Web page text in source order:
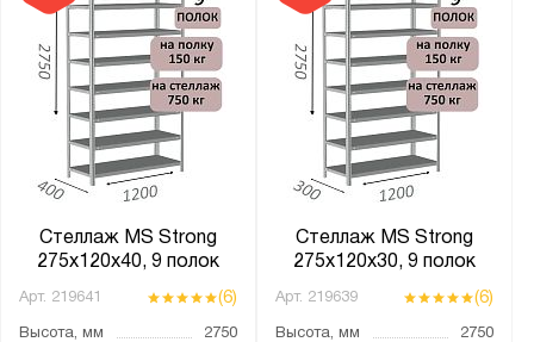
Стеллаж MS Strong
275х120х40, 9 полок
Арт. 219641 (6)
Высота, мм
2750
Стеллаж MS Strong
275х120х30, 9 полок
Арт. 219639 (6)
Высота, мм
2750